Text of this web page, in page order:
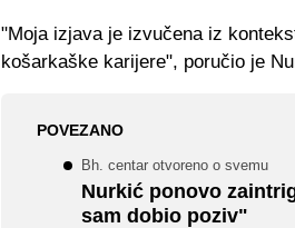
"Moja izjava je izvučena iz
košarkaške karijere", poručio je
POVEZANO
Bh. centar otvoreno o svemu
Nurkić ponovo
sam dobio poziv"